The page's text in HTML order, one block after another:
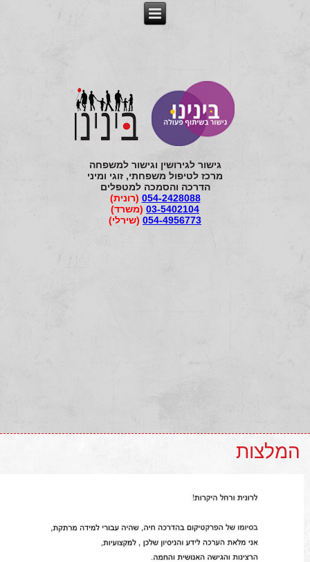
גישור לגירושין וגישור למשפחה
מרכז לטיפול משפחתי, זוגי ומיני
הדרכה והסמכה למטפלים
054-2428088 (רונית)
03-5402104 (משרד)
054-4956773 (שירלי)
המלצות